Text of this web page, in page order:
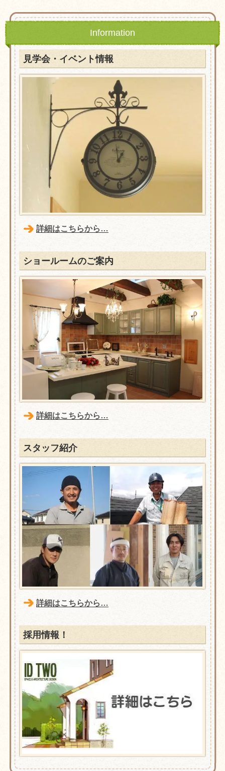
Information
見学会・イベント情報
詳細はこちらから…
ショールームのご案内
詳細はこちらから…
スタッフ紹介
詳細はこちらから…
採用情報！